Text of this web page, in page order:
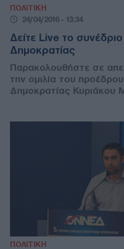
ΠΟΛΙΤΙΚΗ
24/04/2016 - 13:34
Δείτε Live το
Δημοκρατίας
Παρακολουθήστε σε
την ομιλία του
Δημοκρατίας Κυριάκου
ΠΟΛΙΤΙΚΗ